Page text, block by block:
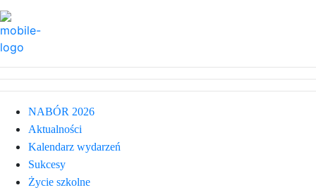
NABÓR 2026
Aktualności
Kalendarz wydarzeń
Sukcesy
Życie szkolne